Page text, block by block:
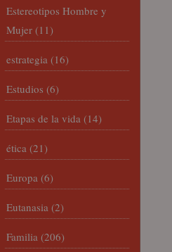
Estereotipos Hombre y
Mujer (11)
estrategia (16)
Estudios (6)
Etapas de la vida (14)
ética (21)
Europa (6)
Eutanasia (2)
Familia (206)